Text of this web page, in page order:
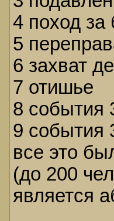
4 поход за
5
6 захват
7 отишье
8 события
9 события
все это
(до 200
является